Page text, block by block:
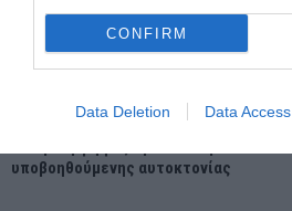
CONFIRM
Data Deletion Data Access
υποβοηθούμενης αυτοκτονίας